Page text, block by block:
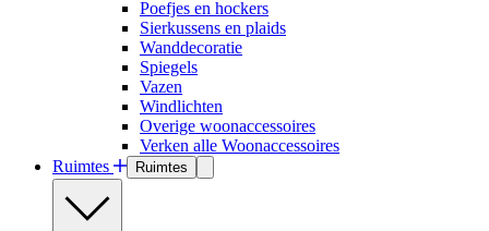
Poefjes en hockers
Sierkussens en plaids
Wanddecoratie
Spiegels
Vazen
Windlichten
Overige woonaccessoires
Verken alle Woonaccessoires
Ruimtes
Ruimtes